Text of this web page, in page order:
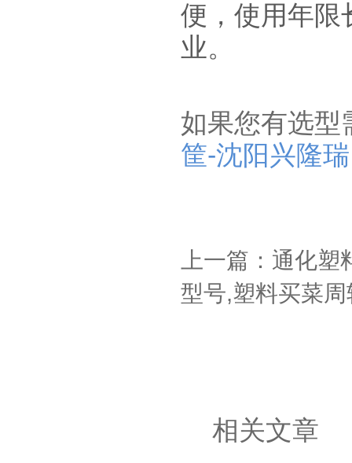
便，使用年限
业。
如果您有选型
筐-沈阳兴隆瑞
上一篇：通化
型号,塑料买菜
相关文章